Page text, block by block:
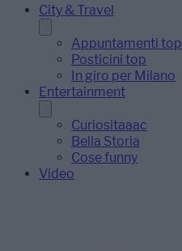
City & Travel
Appuntamenti top
Posticini top
In giro per Milano
Entertainment
Curiositaaac
Bella Storia
Cose funny
Video